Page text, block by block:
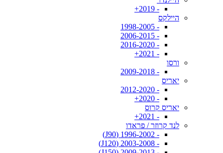
- 2019+
היילקס
- 1998-2005
- 2006-2015
- 2016-2020
- 2021+
ורסו
- 2009-2018
יאריס
- 2012-2020
- 2020+
יאריס קרוס
- 2021+
לנד קרוזר / פראדו
- 1996-2002 (J90)
- 2003-2008 (J120)